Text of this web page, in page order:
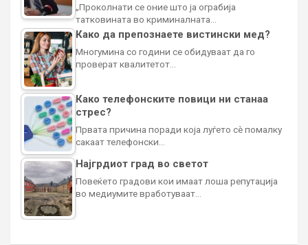
„Проколнати се оние што ја ограбија
татковината во криминалната…
Како да препознаете вистински мед?
Многумина со години се обидуваат да го
проверат квалитетот…
Како телефонските повици ни станаа
стрес?
Првата причина поради која луѓето сè помалку
сакаат телефонски…
Најгрдиот град во светот
Повеќето градови кои имаат лоша репутација
во медиумите вработуваат…